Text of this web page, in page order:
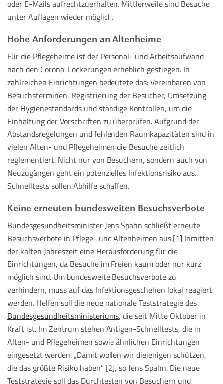
oder E-Mails aufrechtzuerhalten. Mittlerweile sind Besuche
unter Auflagen wieder möglich.
Hohe Anforderungen an Altenheime
Für die Pflegeheime ist der Personal- und Arbeitsaufwand
nach den Corona-Lockerungen erheblich gestiegen. In
zahlreichen Einrichtungen bedeutete das: Vereinbaren von
Besuchsterminen, Registrierung der Besucher, Umsetzung
der Hygienestandards und ständige Kontrollen, um die
Einhaltung der Vorschriften zu überprüfen. Aufgrund der
Abstandsregelungen und fehlenden Raumkapazitäten sind in
vielen Alten- und Pflegeheimen die Besuche zeitlich
reglementiert. Nicht nur von Besuchern, sondern auch von
Neuzugängen geht ein potenzielles Infektionsrisiko aus.
Schnelltests sollen Abhilfe schaffen.
Keine erneuten bundesweiten Besuchsverbote
Bundesgesundheitsminister Jens Spahn schließt erneute
Besuchsverbote in Pflege- und Altenheimen aus.[1] Inmitten
der kalten Jahreszeit eine Herausforderung für die
Einrichtungen, da Besuche im Freien kaum oder nur kurz
möglich sind. Um bundesweite Besuchsverbote zu
verhindern, muss auf das Infektionsgeschehen lokal reagiert
werden. Helfen soll die neue nationale Teststrategie des
Bundesgesundheitsministeriums, die seit Mitte Oktober in
Kraft ist. Im Zentrum stehen Antigen-Schnelltests, die in
Alten- und Pflegeheimen sowie ähnlichen Einrichtungen
eingesetzt werden. „Damit wollen wir diejenigen schützen,
die das größte Risiko haben“ [2], so Jens Spahn. Die neue
Teststrategie soll das Durchtesten von Besuchern und